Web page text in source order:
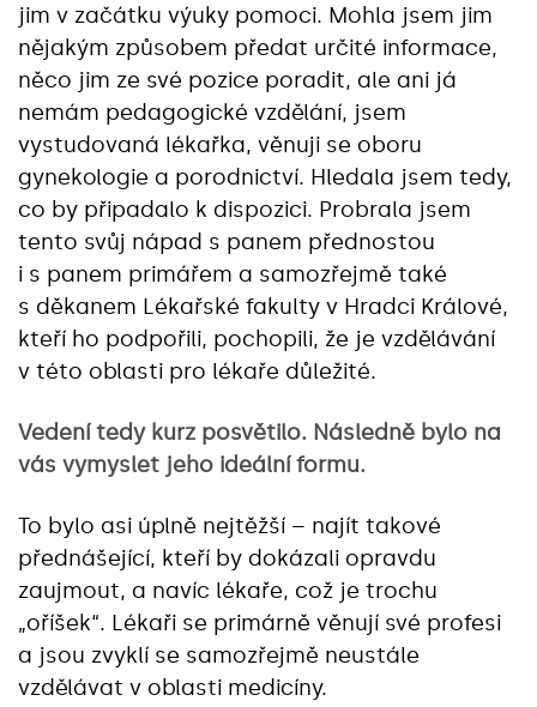
jim v začátku výuky pomoci. Mohla jsem jim
nějakým způsobem předat určité informace,
něco jim ze své pozice poradit, ale ani já
nemám pedagogické vzdělání, jsem
vystudovaná lékařka, věnuji se oboru
gynekologie a porodnictví. Hledala jsem tedy,
co by připadalo k dispozici. Probrala jsem
tento svůj nápad s panem přednostou
i s panem primářem a samozřejmě také
s děkanem Lékařské fakulty v Hradci Králové,
kteří ho podpořili, pochopili, že je vzdělávání
v této oblasti pro lékaře důležité.
Vedení tedy kurz posvětilo. Následně bylo na
vás vymyslet jeho ideální formu.
To bylo asi úplně nejtěžší – najít takové
přednášející, kteří by dokázali opravdu
zaujmout, a navíc lékaře, což je trochu
„oříšek“. Lékaři se primárně věnují své profesi
a jsou zvyklí se samozřejmě neustále
vzdělávat v oblasti medicíny.